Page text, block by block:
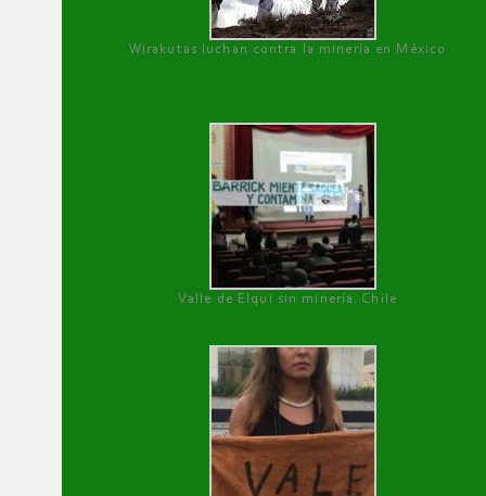
Wirakutas luchan contra la minería en México
Valle de Elqui sin minería. Chile